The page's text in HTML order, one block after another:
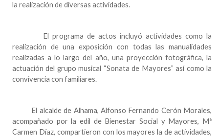
la realización de diversas actividades.
El programa de actos incluyó actividades como la
realización de una exposición con todas las manualidades
realizadas a lo largo del año, una proyección fotográfica, la
actuación del grupo musical “Sonata de Mayores” así como la
convivencia con familiares.
El alcalde de Alhama, Alfonso Fernando Cerón Morales,
acompañado por la edil de Bienestar Social y Mayores, Mª
Carmen Díaz, compartieron con los mayores la de actividades,